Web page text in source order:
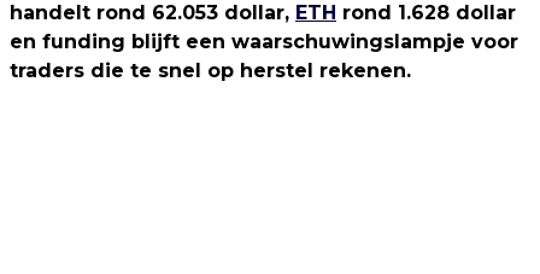
handelt rond 62.053 dollar, ETH rond 1.628 dollar
en funding blijft een waarschuwingslampje voor
traders die te snel op herstel rekenen.